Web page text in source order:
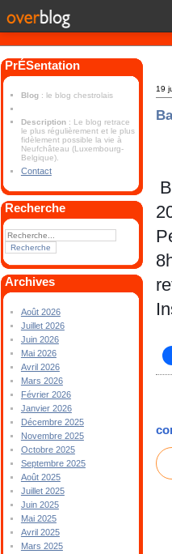
PrÉSentation
Blog : le blog chestrolais
Description : Le blog retrace
le plus régulièrement et le plus
fidèlement possible la vie à
Neufchâteau (Luxembourg-
Belgique).
Contact
Recherche
Archives
Août 2026
Juillet 2026
Juin 2026
Mai 2026
Avril 2026
Mars 2026
Février 2026
Janvier 2026
Décembre 2025
Novembre 2025
Octobre 2025
Septembre 2025
Août 2025
Juillet 2025
Juin 2025
Mai 2025
Avril 2025
Mars 2025
19